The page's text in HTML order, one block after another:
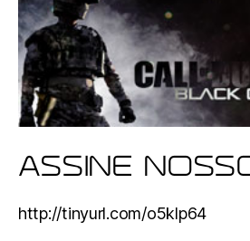
ASSINE
http://tinyurl.com/o5klp64